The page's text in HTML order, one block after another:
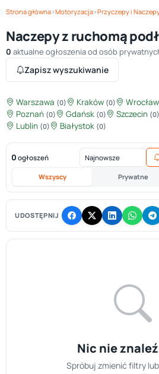
Strona główna›Motoryzacja›Przyczepy i
Naczepy z ruchomą
0 aktualne ogłoszenia od osób
Zapisz wyszukiwanie
Warszawa (0) Kraków (0) Wrocław
Poznań (0) Gdańsk (0) Szczecin (0)
Lublin (0) Białystok (0)
0 ogłoszeń
Wszyscy Prywatne
UDOSTĘPNIJ
Nic nie
Spróbuj zmienić filtry